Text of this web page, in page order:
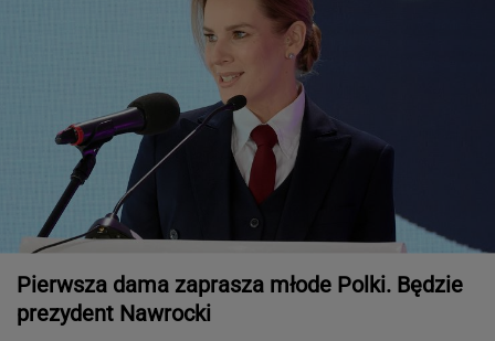
Pierwsza dama zaprasza młode Polki. Będzie
prezydent Nawrocki